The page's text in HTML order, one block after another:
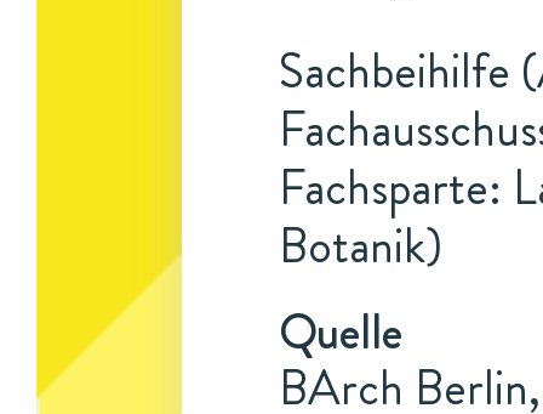
Sachbeihilfe
Fachsparte:
Botanik)
Quelle
BArch